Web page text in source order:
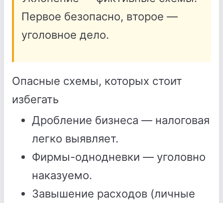
Первое безопасно, второе —
уголовное дело.
Опасные схемы, которых стоит
избегать
Дробление бизнеса — налоговая
легко выявляет.
Фирмы-однодневки — уголовно
наказуемо.
Завышение расходов (личные